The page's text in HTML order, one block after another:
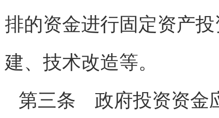
排的资金进行固定资产
建、技术改造等。
第三条 政府投资资金